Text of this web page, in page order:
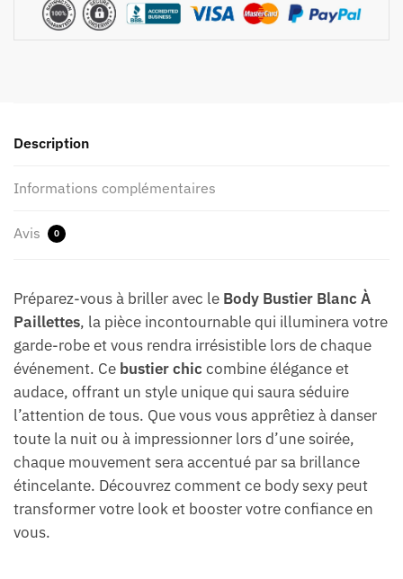
Description
Informations complémentaires
Avis 0
Préparez-vous à briller avec le Body Bustier Blanc À
Paillettes, la pièce incontournable qui illuminera votre
garde-robe et vous rendra irrésistible lors de chaque
événement. Ce bustier chic combine élégance et
audace, offrant un style unique qui saura séduire
l’attention de tous. Que vous vous apprêtiez à danser
toute la nuit ou à impressionner lors d’une soirée,
chaque mouvement sera accentué par sa brillance
étincelante. Découvrez comment ce body sexy peut
transformer votre look et booster votre confiance en
vous.